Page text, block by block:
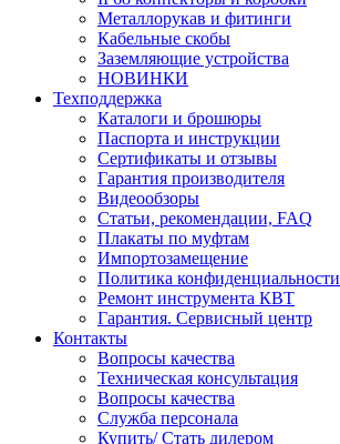
Металлорукав и фитинги
Кабельные скобы
Заземляющие устройства
НОВИНКИ
Техподдержка
Каталоги и брошюры
Паспорта и инструкции
Сертификаты и отзывы
Гарантия производителя
Видеообзоры
Статьи, рекомендации, FAQ
Плакаты по муфтам
Импортозамещение
Политика конфиденциальности
Ремонт инструмента КВТ
Гарантия. Сервисный центр
Контакты
Вопросы качества
Техническая консультация
Вопросы качества
Служба персонала
Купить/ Стать дилером